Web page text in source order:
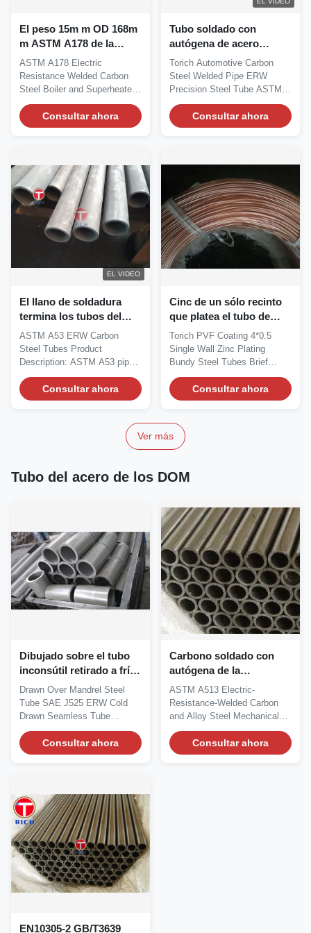
El peso 15m m OD 168m
m ASTM A178 de la
caldera soldó con
autógena el tubo de
acero
ASTM A178 Electric
Resistance Welded Carbon
Steel Boiler and Superheater
Tubes Applications: For...
Consultar ahora
Tubo soldado con
autógena de acero
mecánico de carbono del
PESO 10m m ASTM
A513 ERW
Torich Automotive Carbon
Steel Welded Pipe ERW
Precision Steel Tube ASTM
A513 Standard...
Consultar ahora
EL VIDEO
El llano de soldadura
termina los tubos del
acero de carbono de
ASTM A53 ERW
ASTM A53 ERW Carbon
Steel Tubes Product
Description: ASTM A53 pipe
covers Seamless and
Welded,...Consultar ahora
Cinc de un sólo recinto
que platea el tubo de
acero soldado con
autógena Bundy de
JS526b
Torich PVF Coating 4*0.5
Single Wall Zinc Plating
Bundy Steel Tubes Brief
introduction: Product...
Consultar ahora
Ver más
Tubo del acero de los DOM
Dibujado sobre el tubo
inconsútil retirado a frío
de acero del SAE J525
ERW del tubo del
mandril recocido
Drawn Over Mandrel Steel
Tube SAE J525 ERW Cold
Drawn Seamless Tube
Annealed Quick Detail: SAE...
Consultar ahora
Carbono soldado con
autógena de la
resistencia eléctrica de
ASTM A513 y tubería
mecánica del acero de
aleación
ASTM A513 Electric-
Resistance-Welded Carbon
and Alloy Steel Mechanical
Tubing Size range:...
Consultar ahora
EN10305-2 GB/T3639